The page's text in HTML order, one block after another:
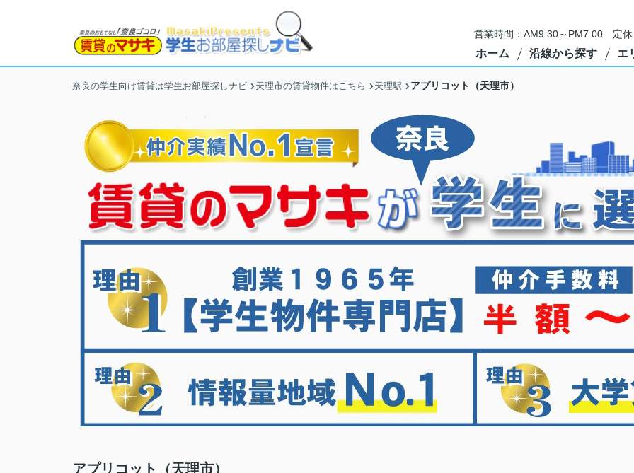
営業時間：AM9:30～PM7:00 定休
ホーム 沿線から探す エ
奈良の学生向け賃貸は学生お部屋探しナビ 天理市の賃貸物件はこちら 天理駅 アプリコット（天理市）
アプリコット（天理市）